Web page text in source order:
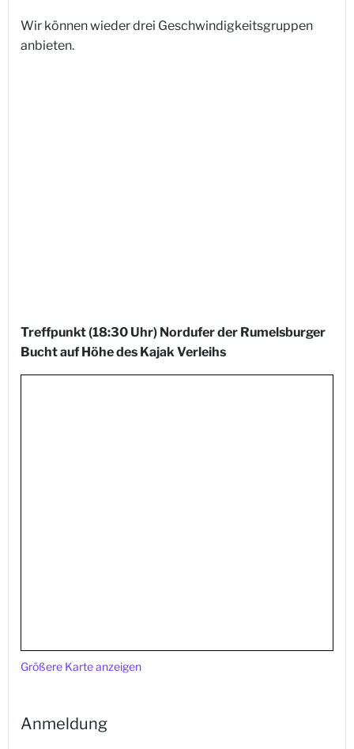
Wir können wieder drei Geschwindigkeitsgruppen
anbieten.
Treffpunkt (18:30 Uhr) Nordufer der Rumelsburger
Bucht auf Höhe des Kajak Verleihs
Größere Karte anzeigen
Anmeldung